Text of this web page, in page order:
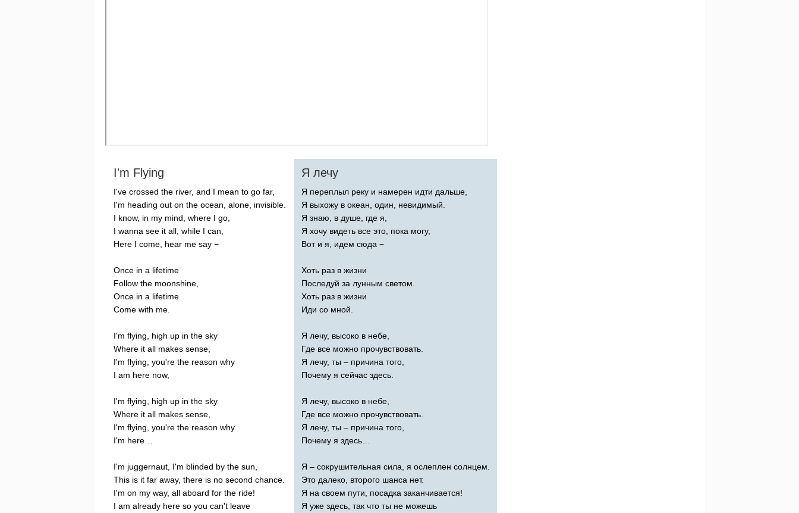
I'm Flying
I've crossed the river, and I mean to go far,
I'm heading out on the ocean alone invisible
I know, in my mind where I go
I wanna see it all while I can
Here I come hear me say −
Once in a lifetime
Follow the moonshine
Once in a lifetime
Come with me
I'm flying high up in the sky
Where it all makes sense
I'm flying you're the reason why
I am here now,
I'm flying high up in the sky
Where it all makes sense
I'm flying you're the reason why
I'm here
I'm juggernaut I'm blinded by the sun
This is it far away, there is no second chance
I'm on my way, all aboard for the ride!
I am already here so you can't leave
Я лечу
Я переплыл реку и намерен идти дальше,
Я выхожу в океан, один, невидимый.
Я знаю, в душе, где я,
Я хочу видеть все это, пока могу,
Вот и я, идем сюда −
Хоть раз в жизни
Последуй за лунным светом.
Хоть раз в жизни
Иди со мной.
Я лечу, высоко в небе,
Где все можно прочувствовать.
Я лечу, ты – причина того,
Почему я сейчас здесь.
Я лечу, высоко в небе,
Где все можно прочувствовать.
Я лечу, ты – причина того,
Почему я здесь…
Я – сокрушительная сила, я ослеплен солнцем.
Это далеко, второго шанса нет.
Я на своем пути, посадка заканчивается!
Я уже здесь, так что ты не можешь